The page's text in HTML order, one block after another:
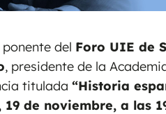
del Foro UIE de
, presidente de la
titulada “Historia
19 de noviembre, a las